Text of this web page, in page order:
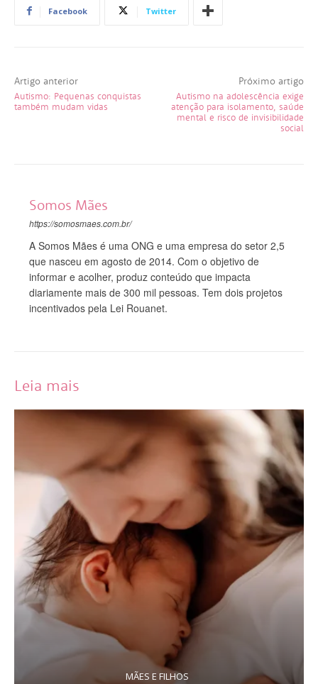
Facebook Twitter
Artigo anterior
Autismo: Pequenas conquistas
também mudam vidas
Próximo artigo
Autismo na adolescência exige
atenção para isolamento, saúde
mental e risco de invisibilidade
social
Somos Mães
https://somosmaes.com.br/
A Somos Mães é uma ONG e uma empresa do setor 2,5
que nasceu em agosto de 2014. Com o objetivo de
informar e acolher, produz conteúdo que impacta
diariamente mais de 300 mil pessoas. Tem dois projetos
incentivados pela Lei Rouanet.
Leia mais
MÃES E FILHOS